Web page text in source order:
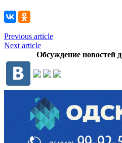
Previous article
Next article
Обсуждение новостей